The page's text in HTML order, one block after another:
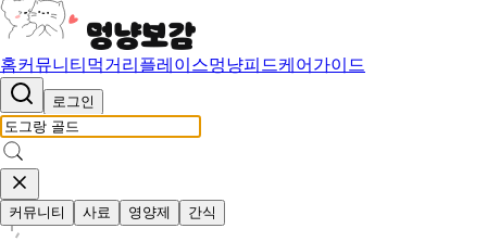
홈커뮤니티 먹거리 플레이스멍냥피드케어가이드
로그인
커뮤니티 사료 영양제 간식